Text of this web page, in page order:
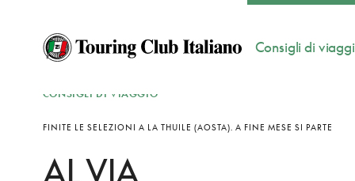
Consigli di
CONSIGLI DI VIAGGIO
FINITE LE SELEZIONI A LA THUILE (AOSTA). A FINE MESE SI PARTE
AL VIA